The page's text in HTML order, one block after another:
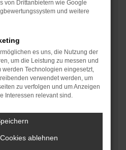
neuesten Stand sind.
nicht nur ein
kann auch dazu führen,
nicht mehr unterstützt
Schritte versucht hast,
werden versuchen, das
kannst uns diesen Text
Fehlersuche zu
von Drittanbietern wie Google
und weitere
es uns, die Nutzung der
um die Leistung zu messen und
werden Technologien eingesetzt,
verwendet werden, um
zu verfolgen und um Anzeigen
Interessen relevant sind.
ablehnen